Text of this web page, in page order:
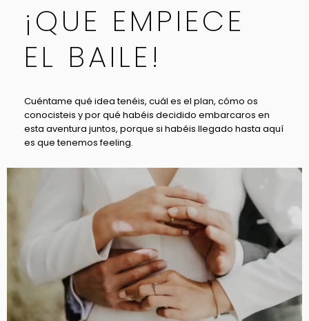
¡QUE EMPIECE
EL BAILE!
Cuéntame qué idea tenéis, cuál es el plan, cómo os
conocisteis y por qué habéis decidido embarcaros en
esta aventura juntos, porque si habéis llegado hasta aquí
es que tenemos feeling.